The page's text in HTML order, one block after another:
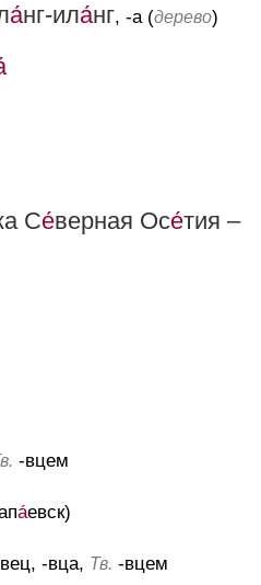
а́нг-ила́нг, -а (дерево)
Се́верная Осе́тия –
-вцем
а́евск)
-вца, Тв. -вцем